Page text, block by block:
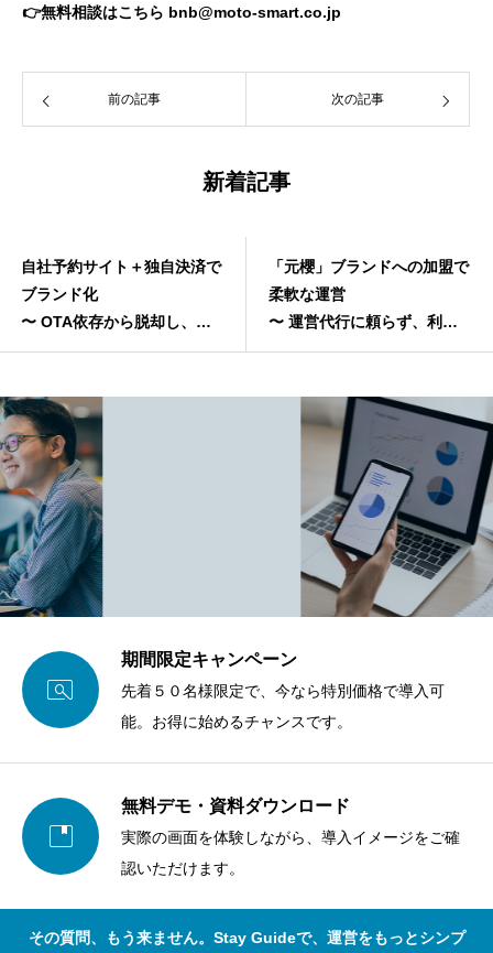
👉無料相談はこちら bnb@moto-smart.co.jp
前の記事 次の記事
新着記事
「元櫻」ブランドへの加盟で
柔軟な運営
〜 運営代行に頼らず、利益
を最大化する新しい選択 〜
SAKURA-INN.COMで空室対
策
〜 直前予約×欧米ユーザーで
収益を最大化 〜

期間限定キャンペーン
先着５０名様限定で、今なら特別価格で導入可
能。お得に始めるチャンスです。

無料デモ・資料ダウンロード
実際の画面を体験しながら、導入イメージをご確
認いただけます。
その質問、もう来ません。Stay Guideで、運営をもっとシンプ